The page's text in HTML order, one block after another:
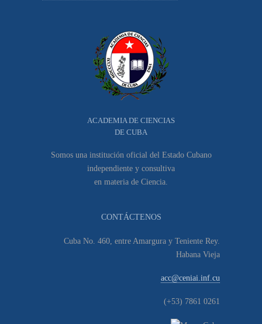
ACADEMIA DE CIENCIAS
DE CUBA
Somos una institución oficial del Estado Cubano
independiente y consultiva
en materia de Ciencia.
CONTÁCTENOS
Cuba No. 460, entre Amargura y Teniente Rey.
Habana Vieja
acc@ceniai.inf.cu
(+53) 7861 0261